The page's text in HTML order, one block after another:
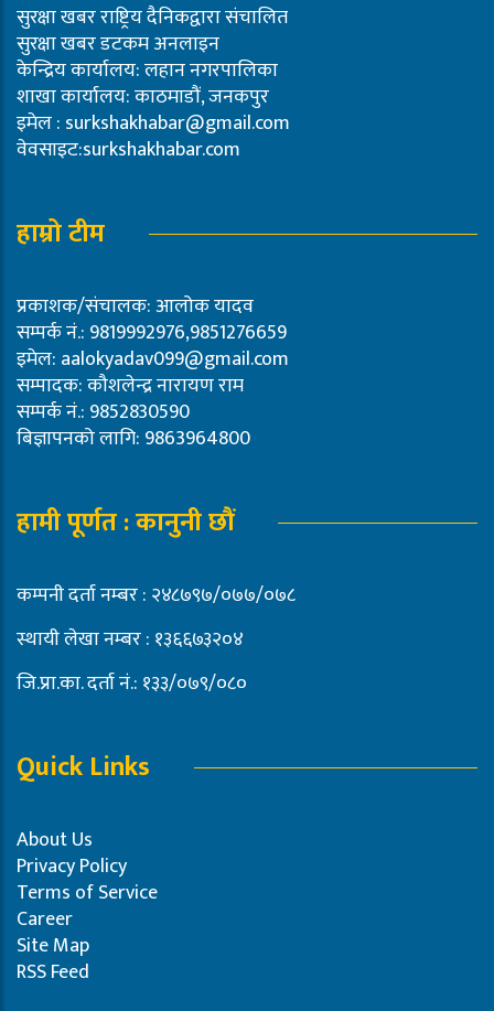
सुरक्षा खबर राष्ट्रिय दैनिकद्वारा संचालित
सुरक्षा खबर डटकम अनलाइन
केन्द्रिय कार्यालय: लहान नगरपालिका
शाखा कार्यालय: काठमाडौं, जनकपुर
इमेल : surkshakhabar@gmail.com
वेवसाइट:surkshakhabar.com
हाम्रो टीम
प्रकाशक/संचालक: आलोक यादव
सम्पर्क नं.: 9819992976,9851276659
इमेल: aalokyadav099@gmail.com
सम्पादक: कौशलेन्द्र नारायण राम
सम्पर्क नं.: 9852830590
बिज्ञापनको लागि: 9863964800
हामी पूर्णत : कानुनी छौं
कम्पनी दर्ता नम्बर : २४८७९७/०७७/०७८
स्थायी लेखा नम्बर : १३६६७३२०४
जि.प्रा.का. दर्ता नं.: १३३/०७९/०८०
Quick Links
About Us
Privacy Policy
Terms of Service
Career
Site Map
RSS Feed